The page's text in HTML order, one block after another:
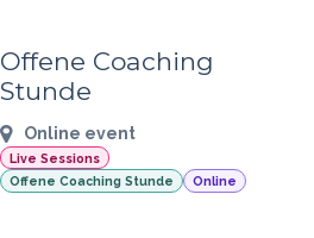
Offene Coaching
Stunde
Online event
Live Sessions
Offene Coaching Stunde
Online